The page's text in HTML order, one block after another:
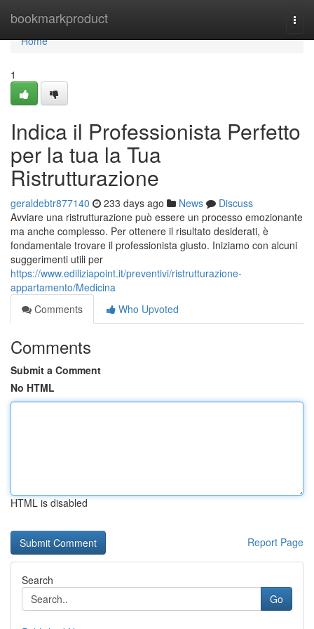
bookmarkproduct
Home
Home
1
Indica il Professionista Perfetto
per la tua la Tua
Ristrutturazione
geraldebtr877140 233 days ago News
Discuss
Avviare una ristrutturazione può essere un processo emozionante
ma anche complesso. Per ottenere il risultato desiderati, è
fondamentale trovare il professionista giusto. Iniziamo con alcuni
suggerimenti utili per
https://www.ediliziapoint.it/preventivi/ristrutturazione-
appartamento/Medicina
Comments
Who Upvoted
Comments
Submit a Comment
No HTML
HTML is disabled
Report Page
Search
Go